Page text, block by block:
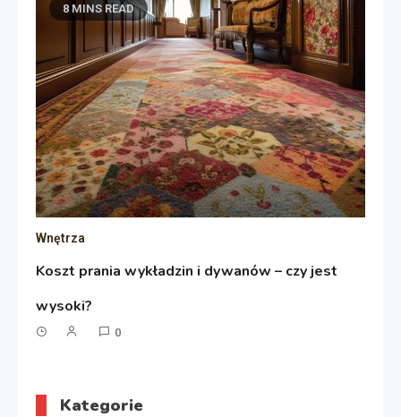
8 MINS READ
Wnętrza
Koszt prania wykładzin i dywanów – czy jest
wysoki?
0
Kategorie